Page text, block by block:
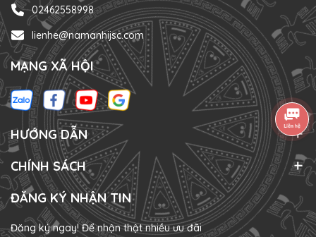
02462558998
lienhe@namanhijsc.com
MẠNG XÃ HỘI
HƯỚNG DẪN
CHÍNH SÁCH
ĐĂNG KÝ NHẬN TIN
Đăng ký ngay! Để nhận thật nhiều ưu đãi